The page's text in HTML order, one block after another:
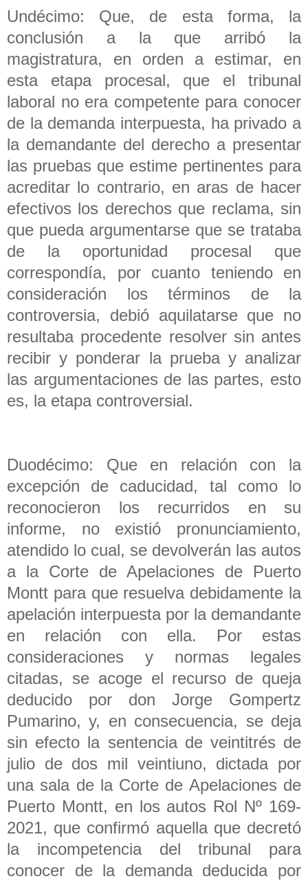
Undécimo: Que, de esta forma, la
conclusión a la que arribó la
magistratura, en orden a estimar, en
esta etapa procesal, que el tribunal
laboral no era competente para conocer
de la demanda interpuesta, ha privado a
la demandante del derecho a presentar
las pruebas que estime pertinentes para
acreditar lo contrario, en aras de hacer
efectivos los derechos que reclama, sin
que pueda argumentarse que se trataba
de la oportunidad procesal que
correspondía, por cuanto teniendo en
consideración los términos de la
controversia, debió aquilatarse que no
resultaba procedente resolver sin antes
recibir y ponderar la prueba y analizar
las argumentaciones de las partes, esto
es, la etapa controversial.
Duodécimo: Que en relación con la
excepción de caducidad, tal como lo
reconocieron los recurridos en su
informe, no existió pronunciamiento,
atendido lo cual, se devolverán las autos
a la Corte de Apelaciones de Puerto
Montt para que resuelva debidamente la
apelación interpuesta por la demandante
en relación con ella. Por estas
consideraciones y normas legales
citadas, se acoge el recurso de queja
deducido por don Jorge Gompertz
Pumarino, y, en consecuencia, se deja
sin efecto la sentencia de veintitrés de
julio de dos mil veintiuno, dictada por
una sala de la Corte de Apelaciones de
Puerto Montt, en los autos Rol Nº 169-
2021, que confirmó aquella que decretó
la incompetencia del tribunal para
conocer de la demanda deducida por